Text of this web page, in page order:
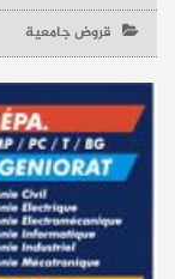
قروض جامعية